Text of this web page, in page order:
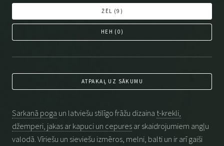
ŽĒL (9 )
HEH ( 0 )
ATPAKAĻ UZ SĀKUMU
Sarkanā poga un latviešu stilīgo frāžu dizaina t-krekli,
džemperi, jakas ar kapuci un cepures ar skaidrojumiem angļu
valodā. Vīriešu un sieviešu izmēros, melni, balti un ir arī gaiši